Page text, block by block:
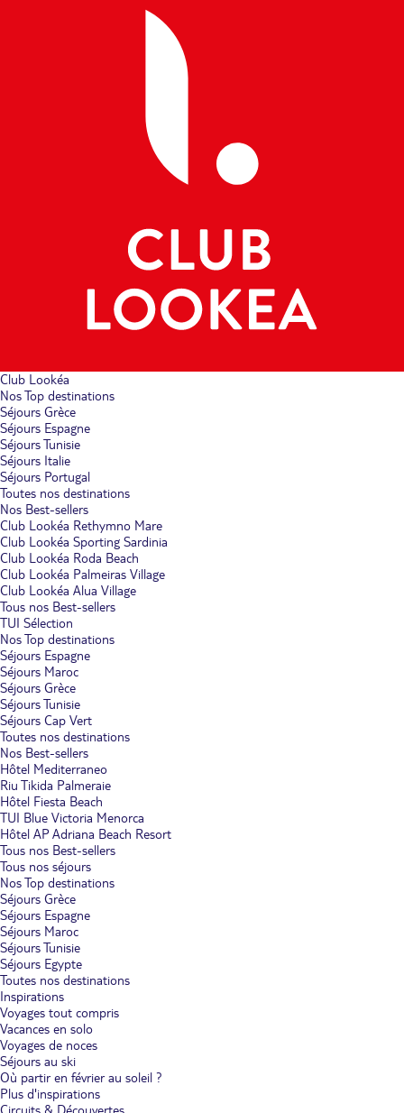
Club Lookéa
Nos Top destinations
Séjours Grèce
Séjours Espagne
Séjours Tunisie
Séjours Italie
Séjours Portugal
Toutes nos destinations
Nos Best-sellers
Club Lookéa Rethymno Mare
Club Lookéa Sporting Sardinia
Club Lookéa Roda Beach
Club Lookéa Palmeiras Village
Club Lookéa Alua Village
Tous nos Best-sellers
TUI Sélection
Nos Top destinations
Séjours Espagne
Séjours Maroc
Séjours Grèce
Séjours Tunisie
Séjours Cap Vert
Toutes nos destinations
Nos Best-sellers
Hôtel Mediterraneo
Riu Tikida Palmeraie
Hôtel Fiesta Beach
TUI Blue Victoria Menorca
Hôtel AP Adriana Beach Resort
Tous nos Best-sellers
Tous nos séjours
Nos Top destinations
Séjours Grèce
Séjours Espagne
Séjours Maroc
Séjours Tunisie
Séjours Egypte
Toutes nos destinations
Inspirations
Voyages tout compris
Vacances en solo
Voyages de noces
Séjours au ski
Où partir en février au soleil ?
Plus d'inspirations